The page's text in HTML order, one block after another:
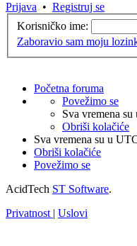
Prijava • Registruj se
Korisničko ime:
Zaboravio sam moju
Početna foruma
Povežimo se
Sva vremena su
Obriši kolačiće
Sva vremena su u
Obriši kolačiće
Povežimo se
AcidTech ST Software.
Privatnost | Uslovi